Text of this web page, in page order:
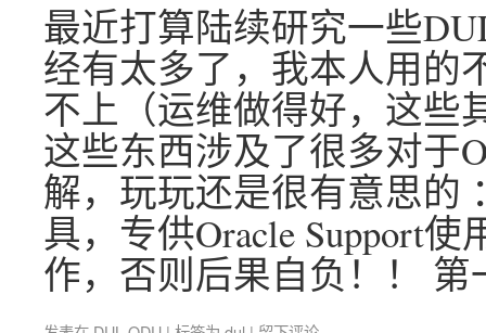
最近打算陆续研究一些
经有太多了，我本人用的
不上（运维做得好，这
这些东西涉及了很多对于
解，玩玩还是很有意思的
具，专供Oracle Support
作，否则后果自负！！